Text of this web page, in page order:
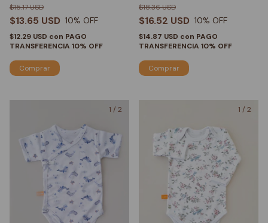
$13.65 USD
$15.17 USD
10% OFF
$12.29 USD con PAGO
TRANSFERENCIA 10% OFF
Comprar
$16.52 USD
$18.36 USD
10% OFF
$14.87 USD con PAGO
TRANSFERENCIA 10% OFF
Comprar
1 / 2 1 / 2